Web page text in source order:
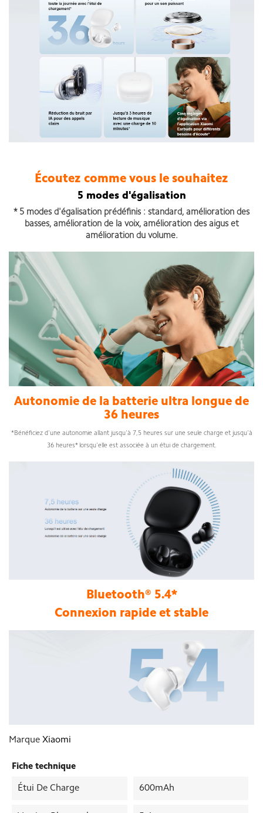
Écoutez comme vous le souhaitez
5 modes d'égalisation
* 5 modes d'égalisation prédéfinis : standard, amélioration des
basses, amélioration de la voix, amélioration des aigus et
amélioration du volume.
Autonomie de la batterie ultra longue de
36 heures
*Bénéficiez d'une autonomie allant jusqu'à 7,5 heures sur une seule charge et jusqu'à
36 heures* lorsqu'elle est associée à un étui de chargement.
Bluetooth® 5.4*
Connexion rapide et stable
Marque Xiaomi
Fiche technique
Étui De Charge 600mAh